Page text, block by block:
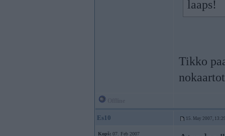
laaps!
Tikko
Es10 15. May 2007,
Kopš: 07. Feb 2007